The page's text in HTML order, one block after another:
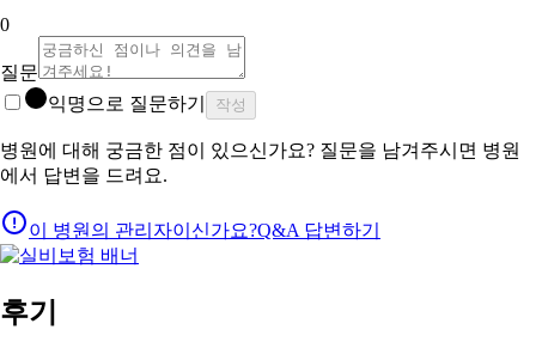
0
질문
익명으로 질문하기
작성
병원에 대해 궁금한 점이 있으신가요? 질문을 남겨주시면 병원
에서 답변을 드려요.
이 병원의 관리자이신가요?Q&A 답변하기
후기